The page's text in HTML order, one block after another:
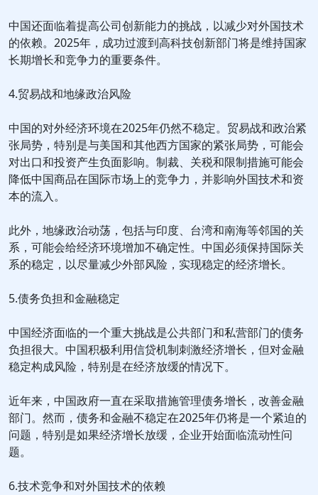
中国还面临着提高公司创新能力的挑战，以减少对外国技术
的依赖。2025年，成功过渡到高科技创新部门将是维持国家
长期增长和竞争力的重要条件。
4.贸易战和地缘政治风险
中国的对外经济环境在2025年仍然不稳定。贸易战和政治紧
张局势，特别是与美国和其他西方国家的紧张局势，可能会
对出口和投资产生负面影响。制裁、关税和限制措施可能会
降低中国商品在国际市场上的竞争力，并影响外国技术和资
本的流入。
此外，地缘政治动荡，包括与印度、台湾和南海等邻国的关
系，可能会给经济环境增加不确定性。中国必须保持国际关
系的稳定，以尽量减少外部风险，实现稳定的经济增长。
5.债务负担和金融稳定
中国经济面临的一个重大挑战是公共部门和私营部门的债务
负担很大。中国积极利用信贷机制刺激经济增长，但对金融
稳定构成风险，特别是在经济放缓的情况下。
近年来，中国政府一直在采取措施管理债务增长，改善金融
部门。然而，债务和金融不稳定在2025年仍将是一个紧迫的
问题，特别是如果经济增长放缓，企业开始面临流动性问
题。
6.技术竞争和对外国技术的依赖